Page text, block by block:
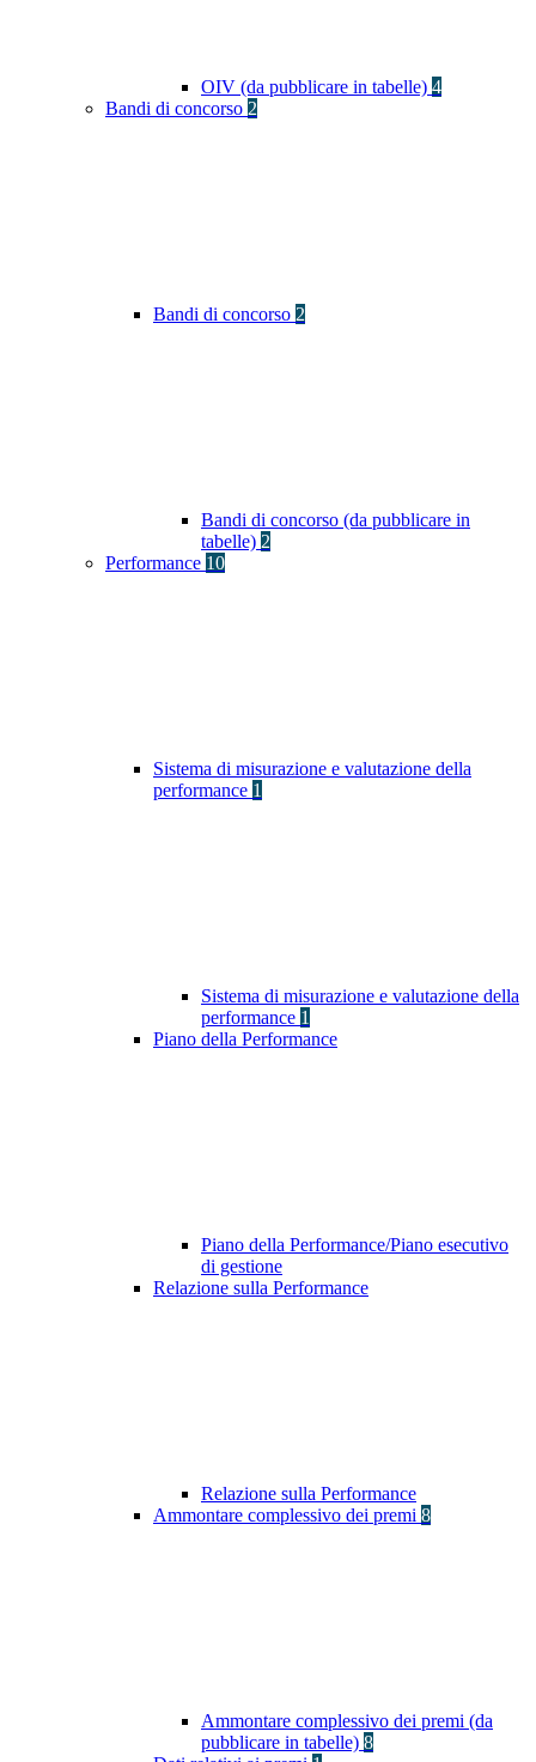
OIV (da pubblicare in tabelle) 4
Bandi di concorso 2
Bandi di concorso 2
Bandi di concorso (da pubblicare in
tabelle) 2
Performance 10
Sistema di misurazione e valutazione della
performance 1
Sistema di misurazione e valutazione della
performance 1
Piano della Performance
Piano della Performance/Piano esecutivo
di gestione
Relazione sulla Performance
Relazione sulla Performance
Ammontare complessivo dei premi 8
Ammontare complessivo dei premi (da
pubblicare in tabelle) 8